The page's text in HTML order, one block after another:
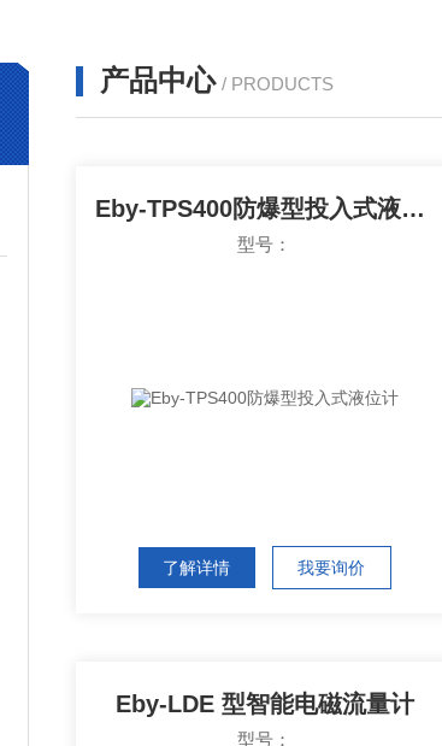
产品中心 / PRODUCTS
Eby-TPS400防爆型投入式液位计
型号：
了解详情 我要询价
Eby-LDE 型智能电磁流量计
型号：